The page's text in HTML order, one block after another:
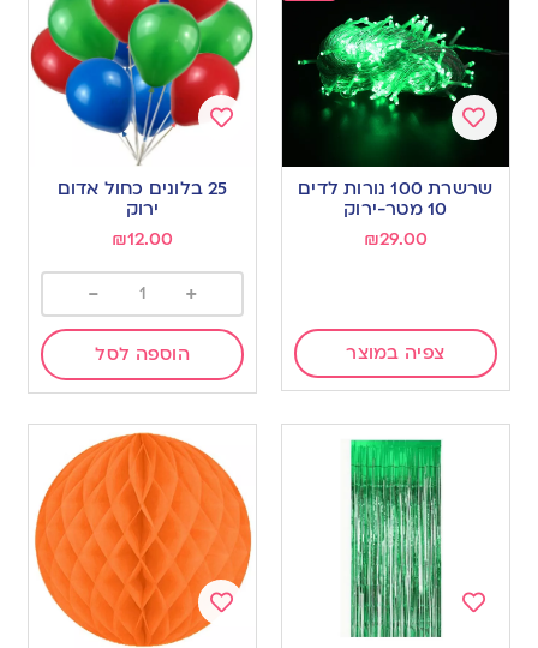
to
wishlist
שרשרת 100 נורות לדים
10 מטר-ירוק
₪29.00
צפיה במוצר
25 בלונים כחול אדום
ירוק
₪12.00
+
-
הוספה לסל